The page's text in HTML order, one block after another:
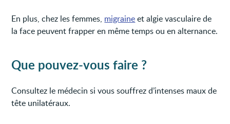
En plus, chez les femmes, migraineet algie vasculaire de
la face peuvent frapper en même temps ou en alternance.
Que pouvez-vous faire ?
Consultez le médecin si vous souffrez d’intenses maux de
tête unilatéraux.